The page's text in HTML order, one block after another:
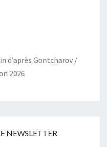
d’après Gontcharov /
2026
NEWSLETTER